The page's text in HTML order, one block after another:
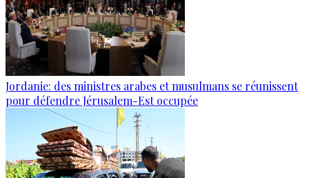
Jordanie: des ministres arabes et musulmans se réunissent
pour défendre Jérusalem-Est occupée